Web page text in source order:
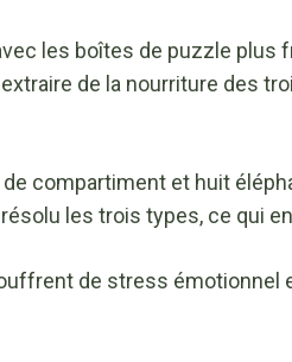
les boîtes de puzzle plus
de la nourriture des
compartiment et huit
les trois types, ce qui
de stress émotionnel